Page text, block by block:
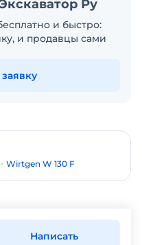
Ру
и быстро:
и продавцы сами
Wirtgen W 130 F
Написать